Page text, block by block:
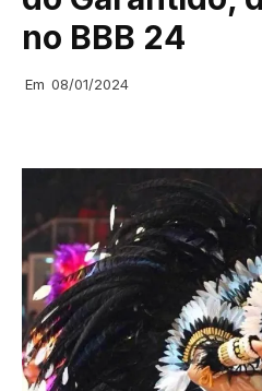
no BBB 24
Em 08/01/2024